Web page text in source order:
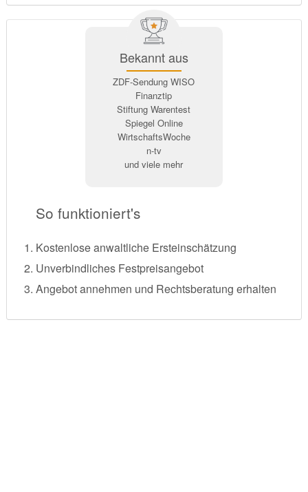
Bekannt aus
ZDF-Sendung WISO
Finanztip
Stiftung Warentest
Spiegel Online
WirtschaftsWoche
n-tv
und viele mehr
So funktioniert's
Kostenlose anwaltliche Ersteinschätzung
Unverbindliches Festpreisangebot
Angebot annehmen und Rechtsberatung erhalten